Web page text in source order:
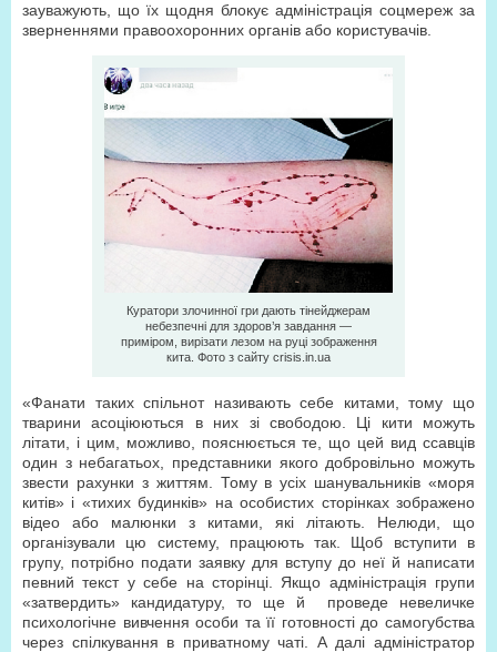
зауважують, що їх щодня блокує адміністрація соцмереж за
зверненнями правоохоронних органів або користувачів.
Куратори злочинної гри дають тінейджерам
небезпечні для здоров’я завдання —
приміром, вирізати лезом на руці зображення
кита. Фото з сайту crisis.in.ua
«Фанати таких спільнот називають себе китами, тому що
тварини асоціюються в них зі свободою. Ці кити можуть
літати, і цим, можливо, пояснюється те, що цей вид ссавців
один з небагатьох, представники якого добровільно можуть
звести рахунки з життям. Тому в усіх шанувальників «моря
китів» і «тихих будинків» на особистих сторінках зображено
відео або малюнки з китами, які літають. Нелюди, що
організували цю систему, працюють так. Щоб вступити в
групу, потрібно подати заявку для вступу до неї й написати
певний текст у себе на сторінці. Якщо адміністрація групи
«затвердить» кандидатуру, то ще й проведе невеличке
психологічне вивчення особи та її готовності до самогубства
через спілкування в приватному чаті. А далі адміністратор